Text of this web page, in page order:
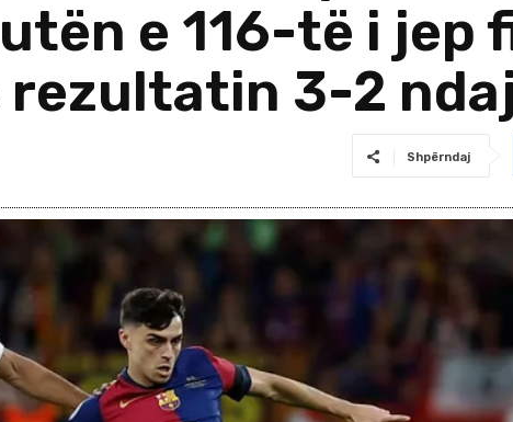
e 116-të i jep
rezultatin 3-2
Shpërndaj